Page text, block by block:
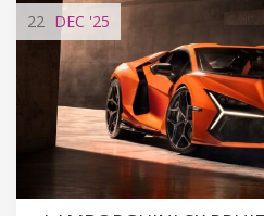
22 DEC '25